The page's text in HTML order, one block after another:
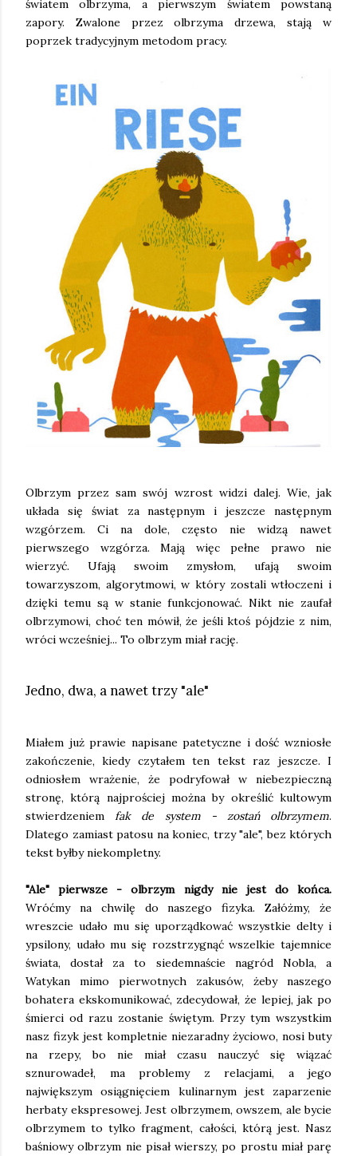
światem olbrzyma, a pierwszym światem powstaną
zapory. Zwalone przez olbrzyma drzewa, stają w
poprzek tradycyjnym metodom pracy.
Olbrzym przez sam swój wzrost widzi dalej. Wie, jak
układa się świat za następnym i jeszcze następnym
wzgórzem. Ci na dole, często nie widzą nawet
pierwszego wzgórza. Mają więc pełne prawo nie
wierzyć. Ufają swoim zmysłom, ufają swoim
towarzyszom, algorytmowi, w który zostali wtłoczeni i
dzięki temu są w stanie funkcjonować. Nikt nie zaufał
olbrzymowi, choć ten mówił, że jeśli ktoś pójdzie z nim,
wróci wcześniej... To olbrzym miał rację.
Jedno, dwa, a nawet trzy "ale"
Miałem już prawie napisane patetyczne i dość wzniosłe
zakończenie, kiedy czytałem ten tekst raz jeszcze. I
odniosłem wrażenie, że podryfował w niebezpieczną
stronę, którą najprościej można by określić kultowym
stwierdzeniem fak de system - zostań olbrzymem.
Dlatego zamiast patosu na koniec, trzy "ale", bez których
tekst byłby niekompletny.
"Ale" pierwsze - olbrzym nigdy nie jest do końca.
Wróćmy na chwilę do naszego fizyka. Załóżmy, że
wreszcie udało mu się uporządkować wszystkie delty i
ypsilony, udało mu się rozstrzygnąć wszelkie tajemnice
świata, dostał za to siedemnaście nagród Nobla, a
Watykan mimo pierwotnych zakusów, żeby naszego
bohatera ekskomunikować, zdecydował, że lepiej, jak po
śmierci od razu zostanie świętym. Przy tym wszystkim
nasz fizyk jest kompletnie niezaradny życiowo, nosi buty
na rzepy, bo nie miał czasu nauczyć się wiązać
sznurowadeł, ma problemy z relacjami, a jego
największym osiągnięciem kulinarnym jest zaparzenie
herbaty ekspresowej. Jest olbrzymem, owszem, ale bycie
olbrzymem to tylko fragment, całości, którą jest. Nasz
baśniowy olbrzym nie pisał wierszy, po prostu miał parę